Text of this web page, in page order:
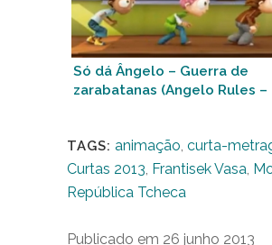
Só dá Ângelo – Guerra de
zarabatanas (Angelo Rules –
TAGS: animação, curta-
Curtas 2013, Frantisek Vasa,
República Tcheca
Publicado em 26 junho 2013